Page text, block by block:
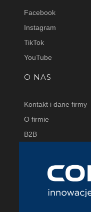
Facebook
Instagram
TikTok
YouTube
O NAS
Kontakt i dane firmy
O firmie
B2B